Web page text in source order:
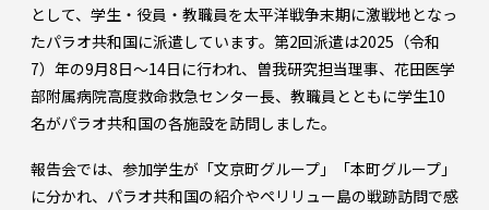
として、学生・役員・教職員を太平洋戦争末期に激戦地となっ
たパラオ共和国に派遣しています。第2回派遣は2025（令和
7）年の9月8日～14日に行われ、曽我研究担当理事、花田医学
部附属病院高度救命救急センター長、教職員とともに学生10
名がパラオ共和国の各施設を訪問しました。
報告会では、参加学生が「文京町グループ」「本町グループ」
に分かれ、パラオ共和国の紹介やペリリュー島の戦跡訪問で感